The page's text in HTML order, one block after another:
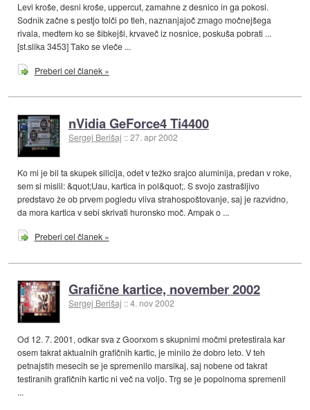
Levi kroše, desni kroše, uppercut, zamahne z desnico in ga pokosi.
Sodnik začne s pestjo tolči po tleh, naznanjajoč zmago močnejšega
rivala, medtem ko se šibkejši, krvaveč iz nosnice, poskuša pobrati ...
[st.slika 3453] Tako se vleče ...
Preberi cel članek »
nVidia GeForce4 Ti4400
Sergej Berišaj ::27. apr 2002
Ko mi je bil ta skupek silicija, odet v težko srajco aluminija, predan v roke,
sem si mislil: &quot;Uau, kartica in pol&quot;. S svojo zastrašljivo
predstavo že ob prvem pogledu vliva strahospoštovanje, saj je razvidno,
da mora kartica v sebi skrivati huronsko moč. Ampak o ...
Preberi cel članek »
Grafične kartice, november 2002
Sergej Berišaj ::4. nov 2002
Od 12. 7. 2001, odkar sva z Goorxom s skupnimi močmi pretestirala kar
osem takrat aktualnih grafičnih kartic, je minilo že dobro leto. V teh
petnajstih mesecih se je spremenilo marsikaj, saj nobene od takrat
testiranih grafičnih kartic ni več na voljo. Trg se je popolnoma spremenil
...